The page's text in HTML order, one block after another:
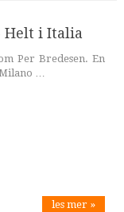
Helt i Italia
Per Bredesen. En
…
les mer »